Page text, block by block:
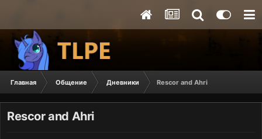
Главная Общение Дневники Rescor and Ahri
Rescor and Ahri